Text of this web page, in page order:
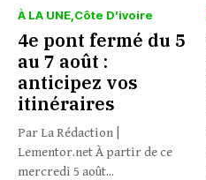
À LA UNE Côte D’ivoire
4e pont fermé du 5
au 7 août :
anticipez vos
itinéraires
Par La Rédaction |
Lementor.net À partir de ce
mercredi 5 août...